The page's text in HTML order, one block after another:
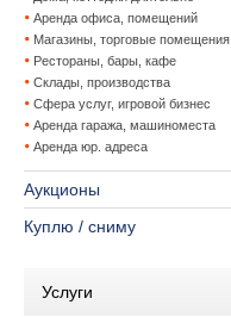
Аренда офиса, помещений
Магазины, торговые помещения
Рестораны, бары, кафе
Склады, производства
Сфера услуг, игровой бизнес
Аренда гаража, машиноместа
Аренда юр. адреса
Аукционы
Куплю / сниму
Услуги